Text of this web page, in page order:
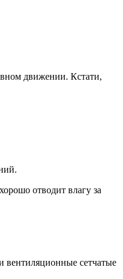
движении. Кстати,
отводит влагу за
вентиляционные сетчатые